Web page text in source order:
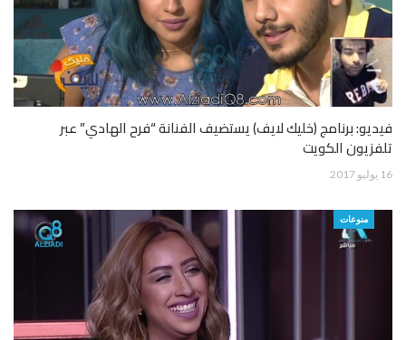
فيديو: برنامج (خليك لايف) يستضيف الفنانة “فرح الهادي” عبر
تلفزيون الكويت
16 يوليو 2017
منوعات